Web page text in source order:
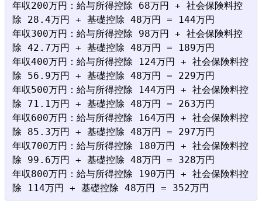
年収200万円：給与所得控除 68万円 + 社会保険料控
除 28.4万円 + 基礎控除 48万円 = 144万円
年収300万円：給与所得控除 98万円 + 社会保険料控
除 42.7万円 + 基礎控除 48万円 = 189万円
年収400万円：給与所得控除 124万円 + 社会保険料控
除 56.9万円 + 基礎控除 48万円 = 229万円
年収500万円：給与所得控除 144万円 + 社会保険料控
除 71.1万円 + 基礎控除 48万円 = 263万円
年収600万円：給与所得控除 164万円 + 社会保険料控
除 85.3万円 + 基礎控除 48万円 = 297万円
年収700万円：給与所得控除 180万円 + 社会保険料控
除 99.6万円 + 基礎控除 48万円 = 328万円
年収800万円：給与所得控除 190万円 + 社会保険料控